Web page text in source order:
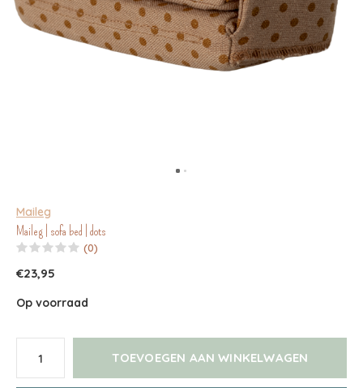
Maileg
Maileg | sofa bed | dots
(0)
€23,95
Op voorraad
TOEVOEGEN AAN WINKELWAGEN